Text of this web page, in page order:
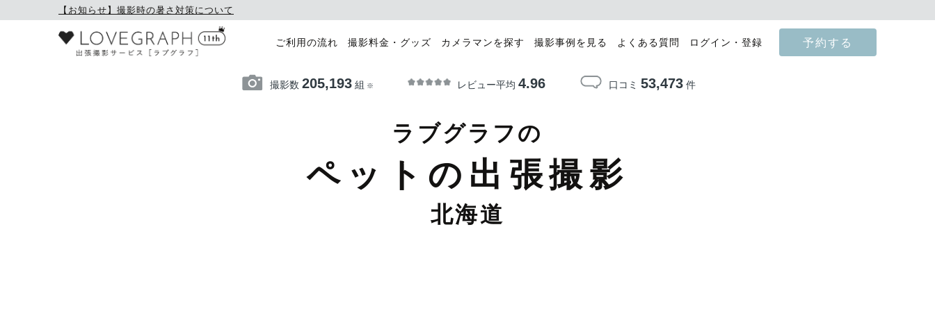
【お知らせ】撮影時の暑さ対策について
ご利用の流れ 撮影料金・グッズ カメラマンを探す 撮影事例を見る よくある質問 ログイン・登録 予約する
撮影数 205,193組 ※ レビュー平均 4.96 口コミ 53,473件
ラブグラフの
ペットの出張撮影
北海道